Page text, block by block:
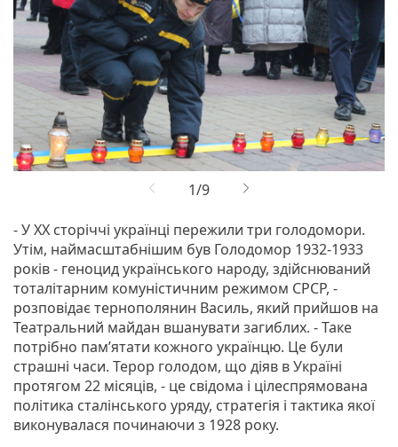
- У ХХ сторіччі українці пережили три голодомори.
Утім, наймасштабнішим був Голодомор 1932-1933
років - геноцид українського народу, здійснюваний
тоталітарним комуністичним режимом СРСР, -
розповідає тернополянин Василь, який прийшов на
Театральний майдан вшанувати загиблих. - Таке
потрібно пам’ятати кожного українцю. Це були
страшні часи. Терор голодом, що діяв в Україні
протягом 22 місяців, - це свідома і цілеспрямована
політика сталінського уряду, стратегія і тактика якої
виконувалася починаючи з 1928 року.